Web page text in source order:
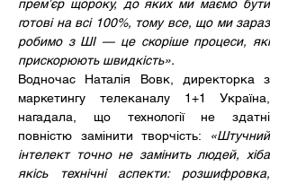
прем’єр щороку, до яких ми маємо бути
готові на всі 100%, тому все, що ми зараз
робимо з ШІ — це скоріше процеси, які
прискорюють швидкість».
Водночас Наталія Вовк, директорка з
маркетингу телеканалу 1+1 Україна,
нагадала, що технології не здатні
повністю замінити творчість:
«Штучний
інтелект точно не замінить людей, хіба
якісь технічні аспекти: розшифровка,